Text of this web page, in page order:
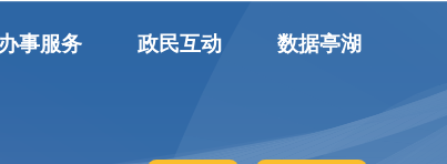
办事服务 政民互动 数据亭湖